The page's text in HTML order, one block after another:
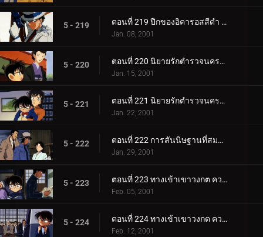
5 - 219 ตอนที่ 219 ปีกของอิคารอสสีดำ (ตอนจบ)
Jan. 08, 2001
5 - 220 ตอนที่ 220 นิยายรักตำรวจนครบาล ภาค3 (ตอนแรก)
Jan. 15, 2001
5 - 221 ตอนที่ 221 นิยายรักตำรวจนครบาล ภาค3 (ตอนจบ)
Jan. 22, 2001
5 - 222 ตอนที่ 222 การสันนิษฐานที่สมบูรณ์แบบเกินไป
Jan. 29, 2001
5 - 223 ตอนที่ 223 ทางเข้าเขาวงกต ความพิโรธของเทวรูปขนาดยักษ์ (ตอนพิเศษ ตอนแรก) ยอดนักสืบจิ๋วโคนัน เดอะซ.
Feb. 05, 2001
5 - 224 ตอนที่ 224 ทางเข้าเขาวงกต ความพิโรธของเทวรูปขนาดยักษ์ (ตอนพิเศษ ตอนจบ) ยอดนักสืบจิ๋วโคนัน เดอะซี.
Feb. 12, 2001